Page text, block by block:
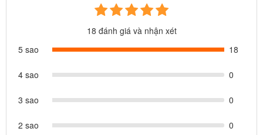
18 đánh giá và nhận xét
5 sao
18
4 sao 0
3 sao 0
2 sao 0